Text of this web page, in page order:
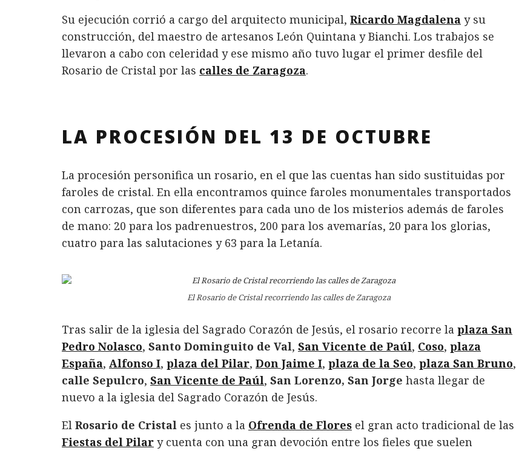
Su ejecución corrió a cargo del arquitecto municipal, Ricardo Magdalena y su
construcción, del maestro de artesanos León Quintana y Bianchi. Los trabajos se
llevaron a cabo con celeridad y ese mismo año tuvo lugar el primer desfile del
Rosario de Cristal por las calles de Zaragoza.
LA PROCESIÓN DEL 13 DE OCTUBRE
La procesión personifica un rosario, en el que las cuentas han sido sustituidas por
faroles de cristal. En ella encontramos quince faroles monumentales transportados
con carrozas, que son diferentes para cada uno de los misterios además de faroles
de mano: 20 para los padrenuestros, 200 para los avemarías, 20 para los glorias,
cuatro para las salutaciones y 63 para la Letanía.
El Rosario de Cristal recorriendo las calles de Zaragoza
Tras salir de la iglesia del Sagrado Corazón de Jesús, el rosario recorre la plaza San
Pedro Nolasco, Santo Dominguito de Val, San Vicente de Paúl, Coso, plaza
España, Alfonso I, plaza del Pilar, Don Jaime I, plaza de la Seo, plaza San Bruno,
calle Sepulcro, San Vicente de Paúl, San Lorenzo, San Jorge hasta llegar de
nuevo a la iglesia del Sagrado Corazón de Jesús.
El Rosario de Cristal es junto a la Ofrenda de Flores el gran acto tradicional de las
Fiestas del Pilar y cuenta con una gran devoción entre los fieles que suelen